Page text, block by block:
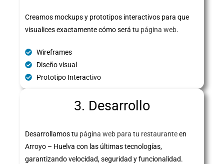
Creamos mockups y prototipos interactivos para que
visualices exactamente cómo será tu página web.
Wireframes
Diseño visual
Prototipo Interactivo
3. Desarrollo
Desarrollamos tu página web para tu restauranteen
Arroyo – Huelva con las últimas tecnologías,
garantizando velocidad, seguridad y funcionalidad.